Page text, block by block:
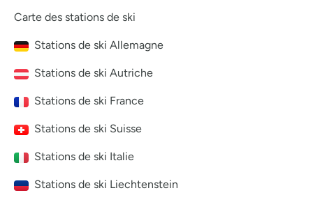
Carte des stations de ski
Stations de ski Allemagne
Stations de ski Autriche
Stations de ski France
Stations de ski Suisse
Stations de ski Italie
Stations de ski Liechtenstein